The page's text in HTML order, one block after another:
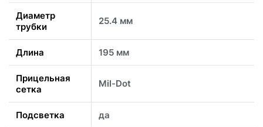
Диаметр
трубки
25.4 мм
Длина 195 мм
Прицельная
сетка
Mil-Dot
Подсветка да